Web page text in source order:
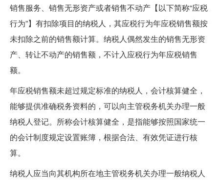
销售服务、销售无形资产或者销售不动产【以下简称“应税
行为”】有扣除项目的纳税人，其应税行为年应税销售额按
未扣除之前的销售额计算。纳税人偶然发生的销售无形资
产、转让不动产的销售额，不计入应税行为年应税销售
额。
年应税销售额未超过规定标准的纳税人，会计核算健全，
能够提供准确税务资料的，可以向主管税务机关办理一般
纳税人登记。所称会计核算健全，是指能够按照国家统一
的会计制度规定设置账簿，根据合法、有效凭证进行核
算。
纳税人应当向其机构所在地主管税务机关办理一般纳税人